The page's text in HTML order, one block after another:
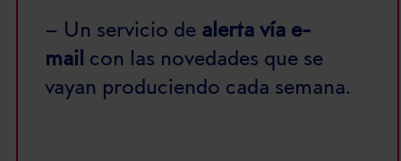
– Un servicio de alerta vía e-
mail con las novedades que se
vayan produciendo cada semana.